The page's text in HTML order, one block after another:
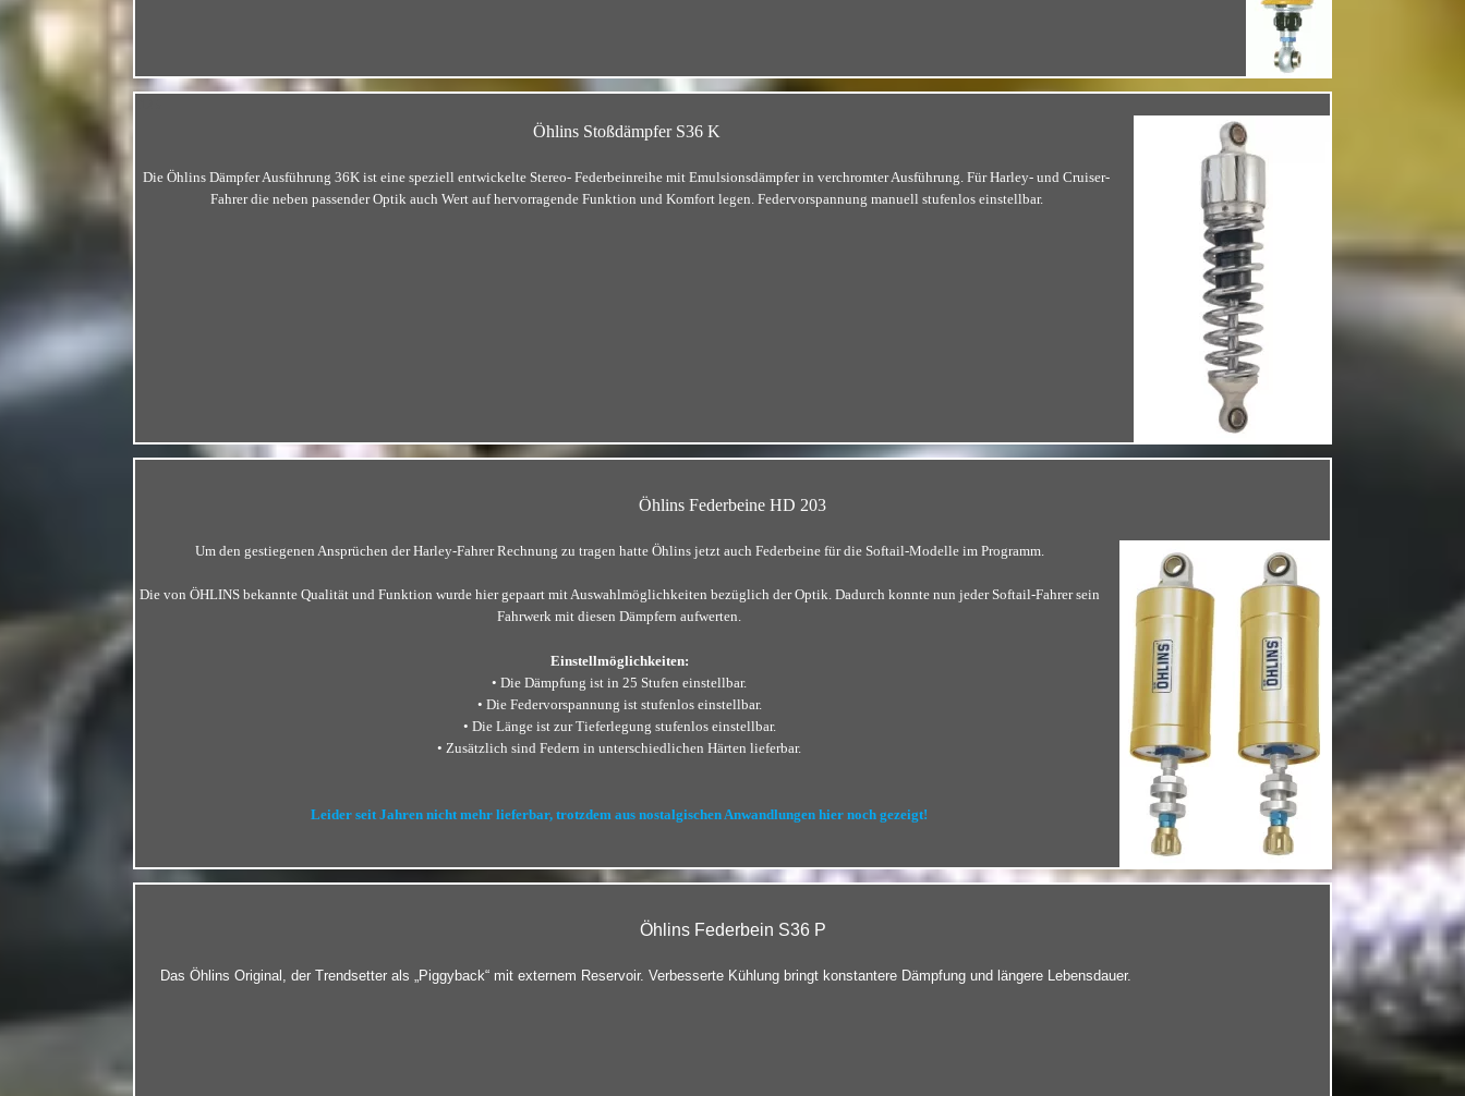
Öhlins StoßdämpferS36 K
Die Öhlins Dämpfer Ausführung 36K ist eine speziell entwickelte Stereo- Federbeinreihe mit Emulsionsdämpfer in verchromter Ausführung. Für Harley- und Cruiser-
Fahrer die neben passender Optik auch Wert auf hervorragende Funktion und Komfort legen. Federvorspannung manuell stufenlos einstellbar.
Öhlins Federbeine HD 203
Um den gestiegenen Ansprüchen der Harley-Fahrer Rechnung zu tragen hatte Öhlins jetzt auch Federbeine für die Softail-Modelle im Programm.
Die von ÖHLINS bekannte Qualität und Funktion wurde hier gepaart mit Auswahlmöglichkeiten bezüglich der Optik. Dadurch konnte nun jeder Softail-Fahrer sein
Fahrwerk mit diesen Dämpfern aufwerten.
Einstellmöglichkeiten:
• Die Dämpfung ist in 25 Stufen einstellbar.
• Die Federvorspannung ist stufenlos einstellbar.
• Die Länge ist zur Tieferlegung stufenlos einstellbar.
• Zusätzlich sind Federn in unterschiedlichen Härten lieferbar.
Leider seit Jahren nicht mehr lieferbar, trotzdem aus nostalgischen Anwandlungen hier noch gezeigt!
Öhlins Federbein S36 P
Das Öhlins Original, der Trendsetter als „Piggyback“ mit externem Reservoir. Verbesserte Kühlung bringt konstantere Dämpfung und längere Lebensdauer.